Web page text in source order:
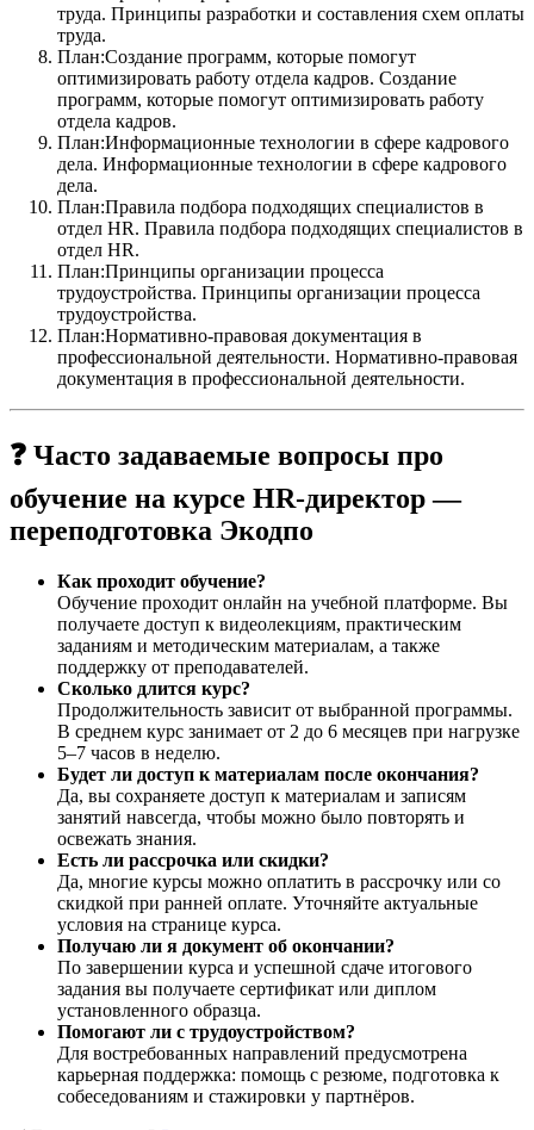
труда. Принципы разработки и составления схем оплаты
труда.
План:Создание программ, которые помогут
оптимизировать работу отдела кадров. Создание
программ, которые помогут оптимизировать работу
отдела кадров.
План:Информационные технологии в сфере кадрового
дела. Информационные технологии в сфере кадрового
дела.
План:Правила подбора подходящих специалистов в
отдел HR. Правила подбора подходящих специалистов в
отдел HR.
План:Принципы организации процесса
трудоустройства. Принципы организации процесса
трудоустройства.
План:Нормативно-правовая документация в
профессиональной деятельности. Нормативно-правовая
документация в профессиональной деятельности.
❓ Часто задаваемые вопросы про
обучение на курсе HR-директор —
переподготовка Экодпо
Как проходит обучение?
Обучение проходит онлайн на учебной платформе. Вы
получаете доступ к видеолекциям, практическим
заданиям и методическим материалам, а также
поддержку от преподавателей.
Сколько длится курс?
Продолжительность зависит от выбранной программы.
В среднем курс занимает от 2 до 6 месяцев при нагрузке
5–7 часов в неделю.
Будет ли доступ к материалам после окончания?
Да, вы сохраняете доступ к материалам и записям
занятий навсегда, чтобы можно было повторять и
освежать знания.
Есть ли рассрочка или скидки?
Да, многие курсы можно оплатить в рассрочку или со
скидкой при ранней оплате. Уточняйте актуальные
условия на странице курса.
Получаю ли я документ об окончании?
По завершении курса и успешной сдаче итогового
задания вы получаете сертификат или диплом
установленного образца.
Помогают ли с трудоустройством?
Для востребованных направлений предусмотрена
карьерная поддержка: помощь с резюме, подготовка к
собеседованиям и стажировки у партнёров.